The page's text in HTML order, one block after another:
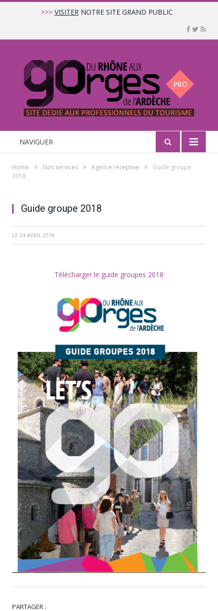
>>> VISITERNOTRE SITE GRAND PUBLIC
NAVIGUER
Home » Nos services » Agence réceptive »
Guide groupe
2018
Guide groupe 2018
LE 24 AVRIL 2018
Télécharger le guide groupes 2018
PARTAGER :